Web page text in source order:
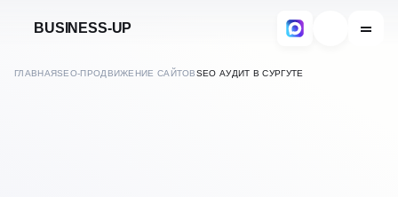
BUSINESS-UP
ГЛАВНАЯSEO-ПРОДВИЖЕНИЕ САЙТОВSEO АУДИТ В СУРГУТЕ